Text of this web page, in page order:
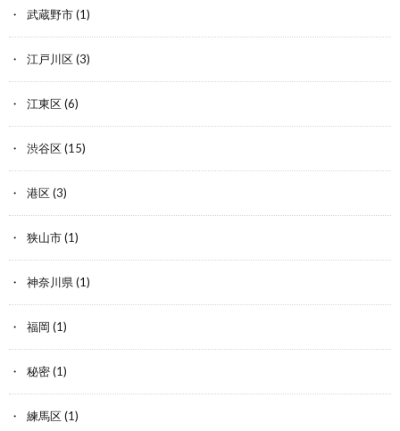
武蔵野市(1)
江戸川区(3)
江東区(6)
渋谷区(15)
港区(3)
狭山市(1)
神奈川県(1)
福岡 (1)
秘密(1)
練馬区(1)